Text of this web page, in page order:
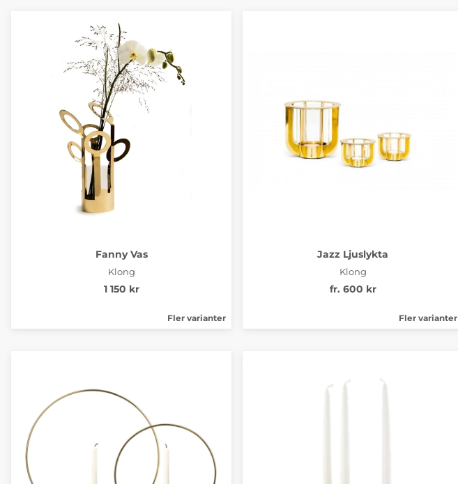
Fanny Vas
Klong
1 150 kr
Fler varianter
Jazz Ljuslykta
Klong
fr. 600 kr
Fler varianter